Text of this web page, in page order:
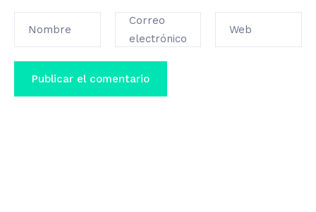
Nombre
Correo
electrónico
Web